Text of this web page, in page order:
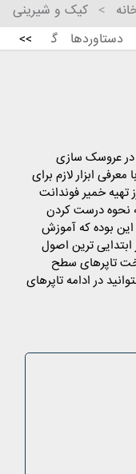
کیک و شیرینی
دستاوردها گارانتی
>>
در عروسک سازی
ابزار لازم برای
خمیر فوندانت
نحوه درست کردن
این بوده که آموزش
ترین اصول
تاپرهای سطح
در ادامه تاپرهای